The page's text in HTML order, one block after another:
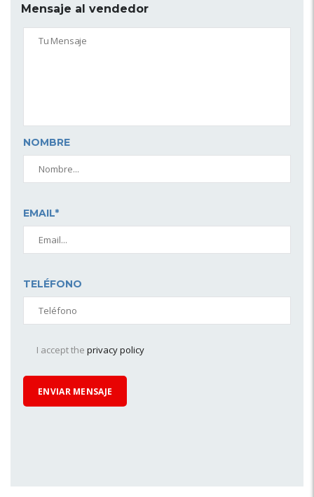
Mensaje al vendedor
NOMBRE
EMAIL*
TELÉFONO
I accept the privacy policy